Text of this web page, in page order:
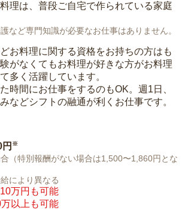
理は、普段ご自宅で作られている家庭
など専門知識が必要なお仕事はありません。
お料理に関する資格をお持ちの方はも
がなくてもお料理が好きな方がお料理
多く活躍しています。
時間にお仕事をするのもOK。週1日、
などシフトの融通が利くお仕事です。
※
（特別報酬がない場合は1,500〜1,860円とな
により異なる
万円も可能
以上も可能